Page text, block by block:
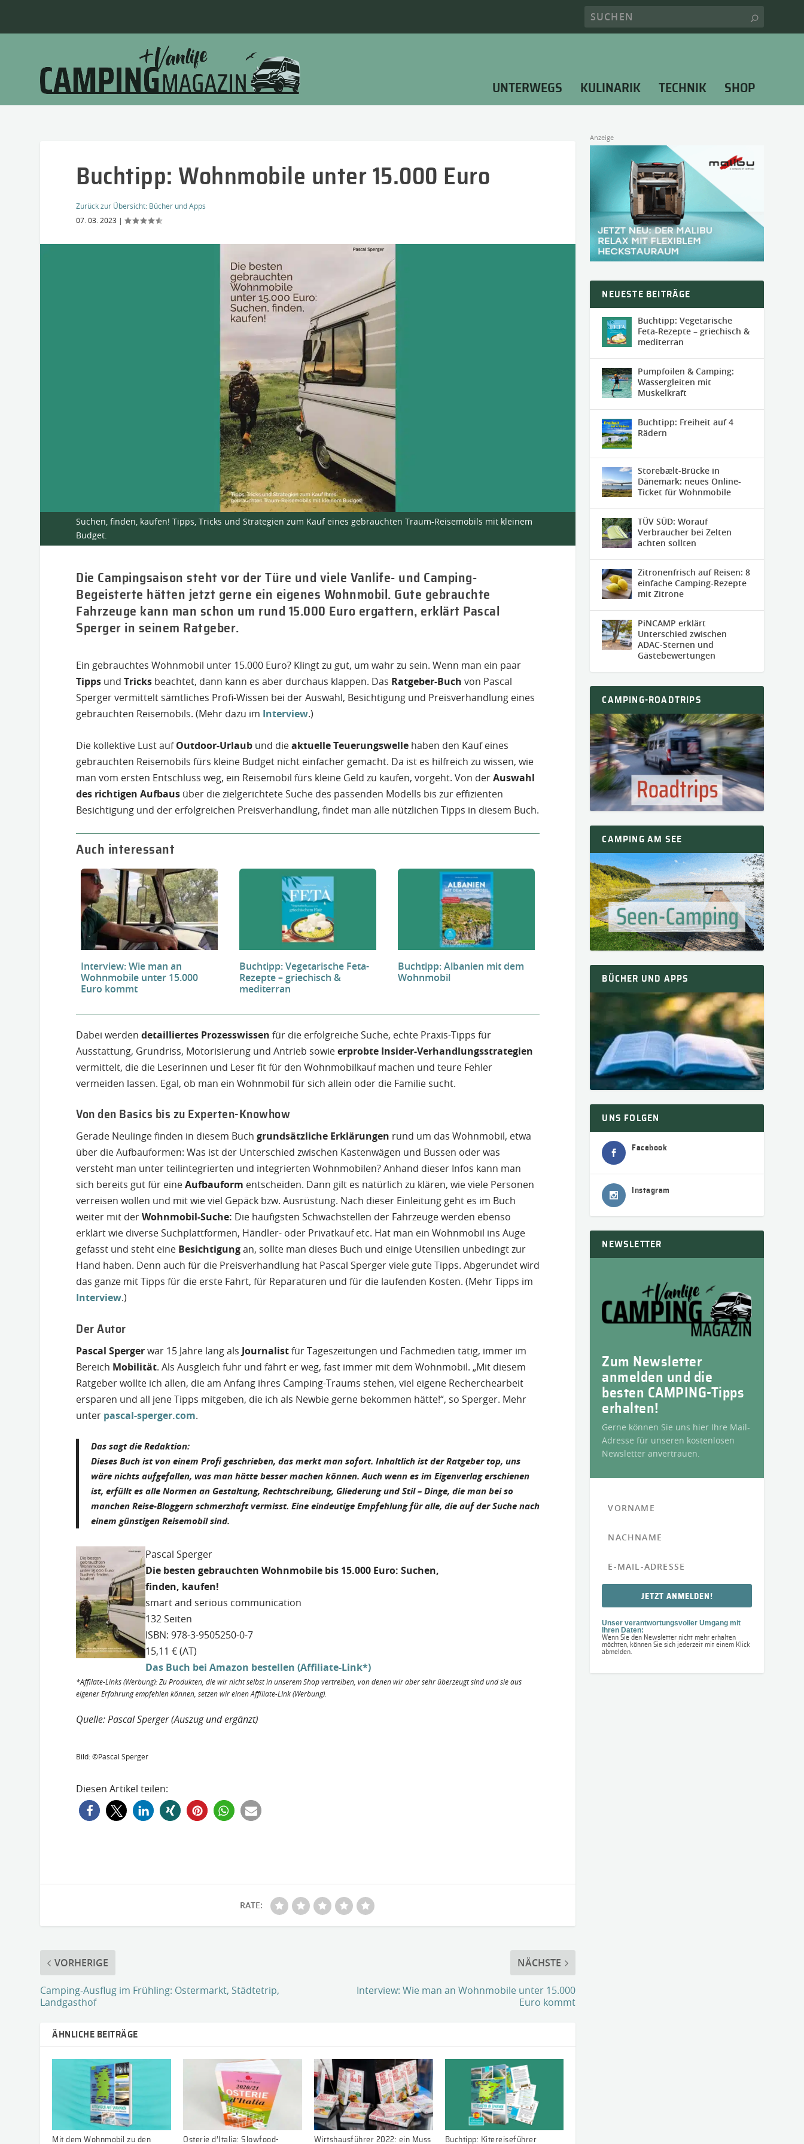
UNTERWEGS KULINARIK TECHNIK SHOP
Buchtipp: Wohnmobile unter 15.000 Euro
Zurück zur Übersicht: Bücher und Apps
07. 03. 2023 |
Suchen, finden, kaufen! Tipps, Tricks und Strategien zum Kauf eines gebrauchten Traum-Reisemobils mit kleinem
Budget.
Die Campingsaison steht vor der Türe und viele Vanlife- und Camping-
Begeisterte hätten jetzt gerne ein eigenes Wohnmobil. Gute gebrauchte
Fahrzeuge kann man schon um rund 15.000 Euro ergattern, erklärt Pascal
Sperger in seinem Ratgeber.
Ein gebrauchtes Wohnmobil unter 15.000 Euro? Klingt zu gut, um wahr zu sein. Wenn man ein paar
Tipps undTricks beachtet, dann kann es aber durchaus klappen. Das Ratgeber-Buch von Pascal
Sperger vermittelt sämtliches Profi-Wissen bei der Auswahl, Besichtigung und Preisverhandlung eines
gebrauchten Reisemobils. (Mehr dazu im Interview.)
Die kollektive Lust aufOutdoor-Urlaub und dieaktuelle Teuerungswelle haben den Kauf eines
gebrauchten Reisemobils fürs kleine Budget nicht einfacher gemacht. Da ist es hilfreich zu wissen, wie
man vom ersten Entschluss weg, ein Reisemobil fürs kleine Geld zu kaufen, vorgeht. Von derAuswahl
des richtigen Aufbaus über die zielgerichtete Suche des passenden Modells bis zur effizienten
Besichtigung und der erfolgreichen Preisverhandlung, findet man alle nützlichen Tipps in diesem Buch.
Auch interessant
Interview: Wie man an
Wohnmobile unter 15.000
Euro kommt
Buchtipp: Vegetarische Feta-
Rezepte – griechisch &
mediterran
Buchtipp: Albanien mit dem
Wohnmobil
Dabei werdendetailliertes Prozesswissen für die erfolgreiche Suche, echte Praxis-Tipps für
Ausstattung, Grundriss, Motorisierung und Antrieb sowieerprobte Insider-Verhandlungsstrategien
vermittelt, die die Leserinnen und Leser fit für den Wohnmobilkauf machen und teure Fehler
vermeiden lassen. Egal, ob man ein Wohnmobil für sich allein oder die Familie sucht.
Von den Basics bis zu Experten-Knowhow
Gerade Neulinge finden in diesem Buchgrundsätzliche Erklärungen rund um das Wohnmobil, etwa
über die Aufbauformen: Was ist der Unterschied zwischen Kastenwägen und Bussen oder was
versteht man unter teilintegrierten und integrierten Wohnmobilen? Anhand dieser Infos kann man
sich bereits gut für eineAufbauform entscheiden. Dann gilt es natürlich zu klären, wie viele Personen
verreisen wollen und mit wie viel Gepäck bzw. Ausrüstung. Nach dieser Einleitung geht es im Buch
weiter mit derWohnmobil-Suche: Die häufigsten Schwachstellen der Fahrzeuge werden ebenso
erklärt wie diverse Suchplattformen, Händler- oder Privatkauf etc. Hat man ein Wohnmobil ins Auge
gefasst und steht eine Besichtigungan, sollte man dieses Buch und einige Utensilien unbedingt zur
Hand haben. Denn auch für die Preisverhandlung hat Pascal Sperger viele gute Tipps. Abgerundet wird
das ganze mit Tipps für die erste Fahrt, für Reparaturen und für die laufenden Kosten. (Mehr Tipps im
Interview.)
Der Autor
Pascal Spergerwar 15 Jahre lang als Journalistfür Tageszeitungen und Fachmedien tätig, immer im
Bereich Mobilität. Als Ausgleich fuhr und fährt er weg, fast immer mit dem Wohnmobil.„Mit diesem
Ratgeber wollte ich allen, die am Anfang ihres Camping-Traums stehen, viel eigene Recherchearbeit
ersparen und all jene Tipps mitgeben, die ich als Newbie gerne bekommen hätte!“, so Sperger. Mehr
unter pascal-sperger.com.
Das sagt die Redaktion:
Dieses Buch ist von einem Profi geschrieben, das merkt man sofort.Inhaltlich ist der Ratgeber top, uns
wäre nichts aufgefallen, was man hätte besser machen können.Auch wenn es im Eigenverlag erschienen
ist, erfüllt es alle Normen an Gestaltung, Rechtschreibung, Gliederung und Stil – Dinge, die man bei so
manchen Reise-Bloggern schmerzhaft vermisst. Eine eindeutige Empfehlung für alle, die auf der Suche nach
einem günstigen Reisemobil sind.
Pascal Sperger
Die besten gebrauchten Wohnmobile bis 15.000 Euro: Suchen,
finden, kaufen!
smart and serious communication
132 Seiten
ISBN: 978-3-9505250-0-7
15,11 € (AT)
Das Buch bei Amazon bestellen (Affiliate-Link*)
*Affilate-Links (Werbung): Zu Produkten, die wir nicht selbst in unserem Shop vertreiben, von denen wir aber sehr überzeugt sind und sie aus
eigener Erfahrung empfehlen können, setzen wir einen Affiliate-LInk (Werbung).
Quelle: Pascal Sperger (Auszug und ergänzt)
Bild: ©Pascal Sperger
Diesen Artikel teilen:
RATE:
VORHERIGE
Camping-Ausflug im Frühling: Ostermarkt, Städtetrip,
Landgasthof
NÄCHSTE
Interview: Wie man an Wohnmobile unter 15.000
Euro kommt
ÄHNLICHE BEITRÄGE
Mit dem Wohnmobil zu den Osterie d’Italia: Slowfood- Wirtshausführer 2022: ein Muss Buchtipp: Kitereiseführer
Anzeige
NEUESTE BEITRÄGE
Buchtipp: Vegetarische
Feta-Rezepte – griechisch &
mediterran
Pumpfoilen & Camping:
Wassergleiten mit
Muskelkraft
Buchtipp: Freiheit auf 4
Rädern
Storebælt-Brücke in
Dänemark: neues Online-
Ticket für Wohnmobile
TÜV SÜD: Worauf
Verbraucher bei Zelten
achten sollten
Zitronenfrisch auf Reisen: 8
einfache Camping-Rezepte
mit Zitrone
PiNCAMP erklärt
Unterschied zwischen
ADAC-Sternen und
Gästebewertungen
CAMPING-ROADTRIPS
CAMPING AM SEE
BÜCHER UND APPS
UNS FOLGEN
Facebook
Instagram
NEWSLETTER
Zum Newsletter
anmelden und die
besten CAMPING-Tipps
erhalten!
Gerne können Sie uns hier Ihre Mail-
Adresse für unseren kostenlosen
Newsletter anvertrauen.
JETZT ANMELDEN!
Unser verantwortungsvoller Umgang mit
Ihren Daten:
Wenn Sie den Newsletter nicht mehr erhalten
möchten, können Sie sich jederzeit mit einem Klick
abmelden.